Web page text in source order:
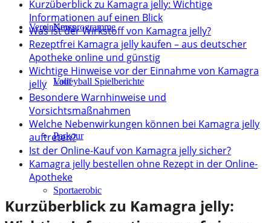
Kursprogramme
Lauf
Parkour
Sportaerobic
News
Volleyball Spielberichte
Verein
Kurzüberblick zu Kamagra jelly: Wichtige
Informationen auf einen Blick
Was ist der Wirkstoff von Kamagra jelly?
Rezeptfrei Kamagra jelly kaufen – aus deutscher
Apotheke online und günstig
Wichtige Hinweise vor der Einnahme von Kamagra
jelly
Besondere Warnhinweise und
Vorsichtsmaßnahmen
Welche Nebenwirkungen können bei Kamagra jelly
auftreten?
Ist der Online-Kauf von Kamagra jelly sicher?
Kamagra jelly bestellen ohne Rezept in der Online-
Apotheke
Kurzüberblick zu Kamagra jelly: